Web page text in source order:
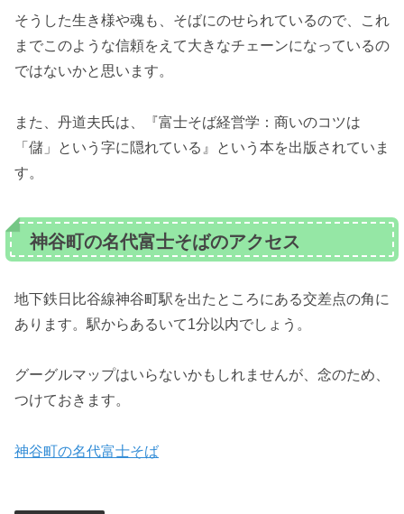
そうした生き様や魂も、そばにのせられているので、これ
までこのような信頼をえて大きなチェーンになっているの
ではないかと思います。
また、丹道夫氏は、『富士そば経営学：商いのコツは
「儲」という字に隠れている』という本を出版されていま
す。
神谷町の名代富士そばのアクセス
地下鉄日比谷線神谷町駅を出たところにある交差点の角に
あります。駅からあるいて1分以内でしょう。
グーグルマップはいらないかもしれませんが、念のため、
つけておきます。
神谷町の名代富士そば